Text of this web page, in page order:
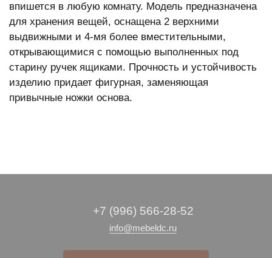
впишется в любую комнату. Модель предназначена
для хранения вещей, оснащена 2 верхними
выдвижными и 4-мя более вместительными,
открывающимися с помощью выполненных под
старину ручек ящиками. Прочность и устойчивость
изделию придает фигурная, заменяющая
привычные ножки основа.
+7 (996) 566-28-52
info@mebeldc.ru